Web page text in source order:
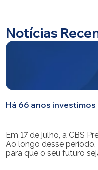
Notícias
Há 66 anos
Em 17 de julho, a CBS
Ao longo desse
para que o seu futuro